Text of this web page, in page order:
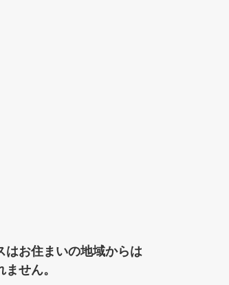
はお住まいの地域からは
せん。